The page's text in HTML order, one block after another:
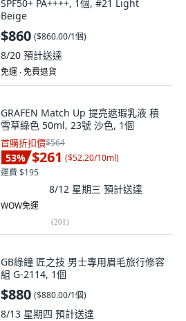
SPF50+ PA++++, 1個, #21 Light
Beige
$860 ($860.00/1個)
8/20 預計送達
免運 ∙ 免費退貨
GRAFEN Match Up 提亮遮瑕乳液 積
雪草綠色 50ml, 23號 沙色, 1個
首購折扣價$564
53% $261 ($52.20/10ml)
運費 $195
8/12 星期三 預計送達
WOW免運
(201)
GB綠鐘 匠之技 男士專用眉毛旅行修容
組 G-2114, 1個
$880 ($880.00/1個)
8/13 星期四 預計送達